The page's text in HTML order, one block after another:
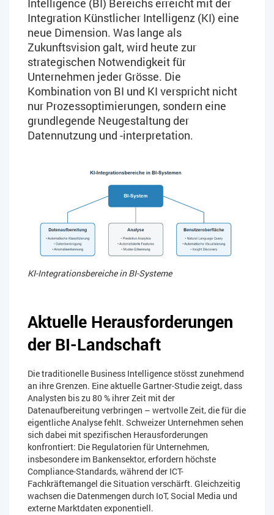
Integration Künstlicher Intelligenz (KI) eine
neue Dimension. Was lange als
Zukunftsvision galt, wird heute zur
strategischen Notwendigkeit für
Unternehmen jeder Grösse. Die
Kombination von BI und KI verspricht nicht
nur Prozessoptimierungen, sondern eine
grundlegende Neugestaltung der
Datennutzung und -interpretation.
KI-Integrationsbereiche in BI-Systeme
Aktuelle Herausforderungen
der BI-Landschaft
Die traditionelle Business Intelligence stösst zunehmend
an ihre Grenzen. Eine aktuelle Gartner-Studie zeigt, dass
Analysten bis zu 80 % ihrer Zeit mit der
Datenaufbereitung verbringen – wertvolle Zeit, die für die
eigentliche Analyse fehlt. Schweizer Unternehmen sehen
sich dabei mit spezifischen Herausforderungen
konfrontiert: Die Regulatorien für Unternehmen,
insbesondere im Bankensektor, erfordern höchste
Compliance-Standards, während der ICT-
Fachkräftemangel die Situation verschärft. Gleichzeitig
wachsen die Datenmengen durch IoT, Social Media und
externe Marktdaten exponentiell.